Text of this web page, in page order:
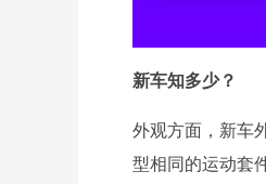
新车知多少？
外观方面，新车
型相同的运动套